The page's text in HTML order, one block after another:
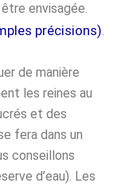
envisagée.
précisions).
de manière
les reines au
et des
fera dans un
conseillons
d’eau). Les